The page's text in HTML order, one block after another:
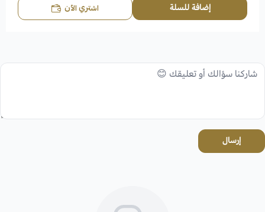
إضافة للسلة اشتري الآن
إرسال